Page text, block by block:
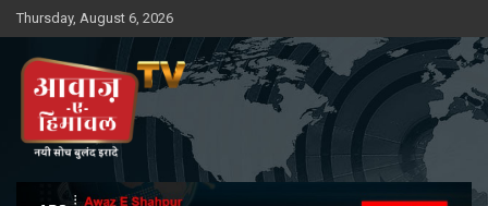
Skip
to
content
Thursday, August 6, 2026
Awaz-E-Shahpur